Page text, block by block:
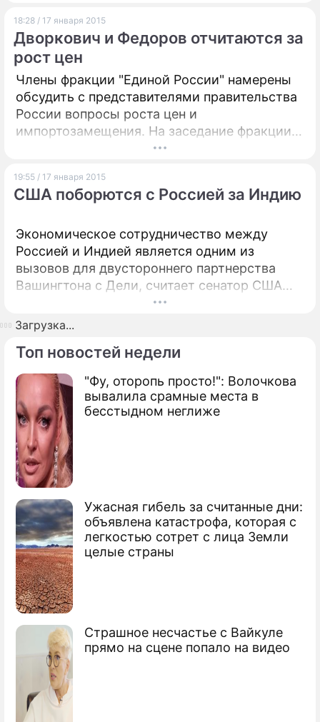
Топ новостей недели
"Фу, оторопь просто!": Волочкова
вывалила срамные места в
бесстыдном неглиже
Ужасная гибель за считанные дни:
объявлена катастрофа, которая с
легкостью сотрет с лица Земли
целые страны
Страшное несчастье с Вайкуле
прямо на сцене попало на видео
долларовыми купюрами. А месяцем ранее
Ляшко публично обозвал Гонтареву дурой.
18:28 / 17 января 2015
Дворкович и Федоров отчитаются за
рост цен
Члены фракции "Единой России" намерены
обсудить с представителями правительства
России вопросы роста цен и
импортозамещения. На заседание фракции
будут вызваны вице-премьер Аркадий
торговли Денис Мантуров и министр
сельского хозяйства Николай Федоров.
19:55 / 17 января 2015
США поборются с Россией за Индию
Экономическое сотрудничество между
Россией и Индией является одним из
вызовов для двустороннего партнерства
Вашингтона с Дели, считает сенатор США
Марк Уорнер. Индия, как отмечает сенатор,
с населением свыше миллиарда человек, с
рынком, растущим ежегодно на 7%,
привлекательна для ряда стран, и США
будут в состоянии побороться за нее.
Загрузка...